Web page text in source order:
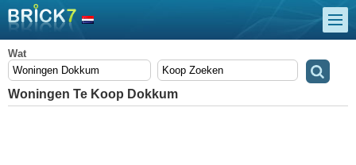
Wat
Woningen Te Koop Dokkum